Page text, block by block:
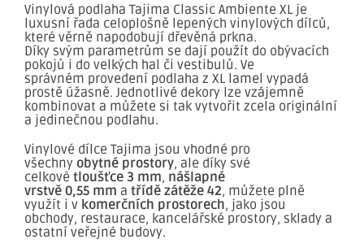
Vinylová podlaha Tajima Classic Ambiente XL je
luxusní řada celoplošně lepených vinylových dílců,
které věrně napodobují dřevěná prkna.
Díky svým parametrům se dají použít do obývacích
pokojů i do velkých hal či vestibulů. Ve
správném provedení podlaha z XL lamel vypadá
prostě úžasně. Jednotlivé dekory lze vzájemně
kombinovat a můžete si tak vytvořit zcela originální
a jedinečnou podlahu.
Vinylové dílce Tajima jsou vhodné pro
všechny obytné prostory, ale díky své
celkové tloušťce 3 mm, nášlapné
vrstvě 0,55 mm a třídě zátěže 42, můžete plně
využít i v komerčních prostorech, jako jsou
obchody, restaurace, kancelářské prostory, sklady a
ostatní veřejné budovy.